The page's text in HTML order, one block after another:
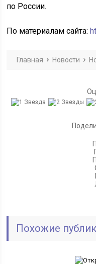
по России.
По материалам сайта:
Главная Новости
Похожие